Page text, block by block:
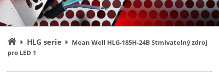
Úvodní
stránka
HLG serie
Mean Well HLG-185H-24B Stmívatelný zdroj
pro LED 1